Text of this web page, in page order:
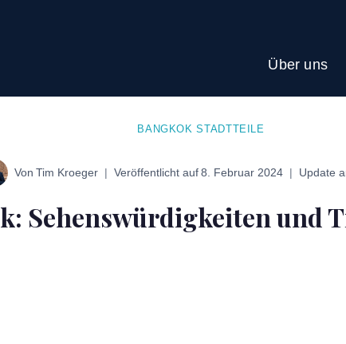
Über uns
BANGKOK STADTTEILE
Von Tim Kroeger Veröffentlicht auf8. Februar 2024 Update
Sehenswürdigkeiten und